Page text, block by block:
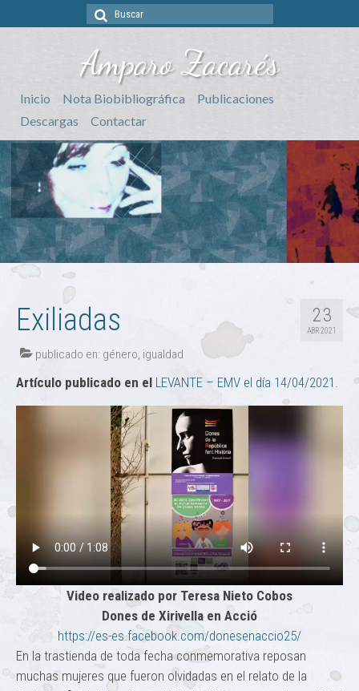
Buscar
Amparo Zacarés
Inicio Nota Biobibliográfica
Publicaciones
Descargas
Contactar
23
ABR 2021
Exiliadas
publicado en: género, igualdad
Artículo publicado en el LEVANTE – EMV el día 14/04/2021.
Video realizado por Teresa Nieto Cobos
Dones de Xirivella en Acció
https://es-es.facebook.com/donesenaccio25/
En la trastienda de toda fecha conmemorativa reposan
muchas mujeres que fueron olvidadas en el relato de la